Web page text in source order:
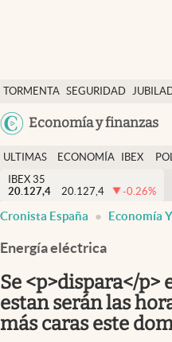
TORMENTA SEGURIDAD
Economía y finanzas
Economía y finanzas
Política
Actualidad
Criptomonedas
España
ULTIMAS
NOTICIAS
ECONOMÍA
FINANZAS
IBEX
EURO
IBEX 35
20.127,4
20.127,4 -0.26%
Cronista España Economía
Energía eléctrica
Se <p>dispara</p>
estan serán las
más caras este